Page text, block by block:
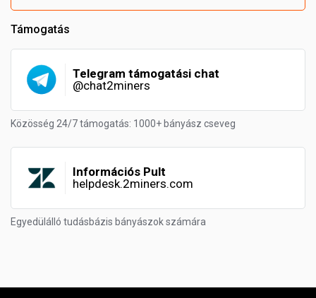
Támogatás
Telegram támogatási chat
@chat2miners
Közösség 24/7 támogatás: 1000+ bányász cseveg
Információs Pult
helpdesk.2miners.com
Egyedülálló tudásbázis bányászok számára